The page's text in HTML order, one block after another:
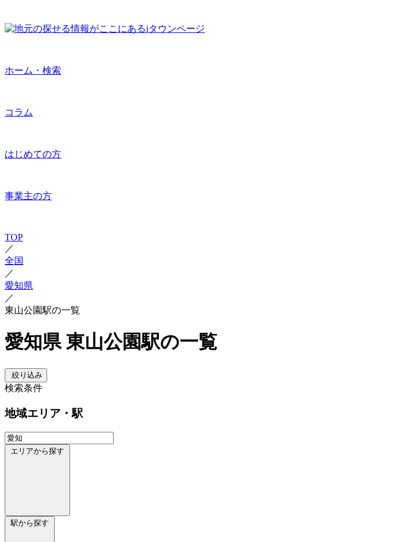
ホーム・検索
コラム
はじめての方
事業主の方
TOP
／
全国
／
愛知県
／
東山公園駅の一覧
愛知県 東山公園駅の一覧
絞り込み
検索条件
地域エリア・駅
エリアから探す
駅から探す